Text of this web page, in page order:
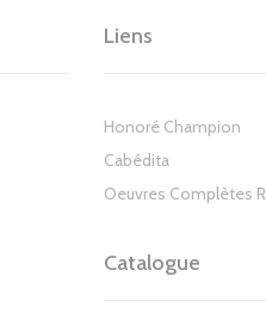
Liens
Honoré Champion
Cabédita
Oeuvres Complètes
Catalogue